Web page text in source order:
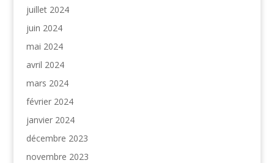
juillet 2024
juin 2024
mai 2024
avril 2024
mars 2024
février 2024
janvier 2024
décembre 2023
novembre 2023